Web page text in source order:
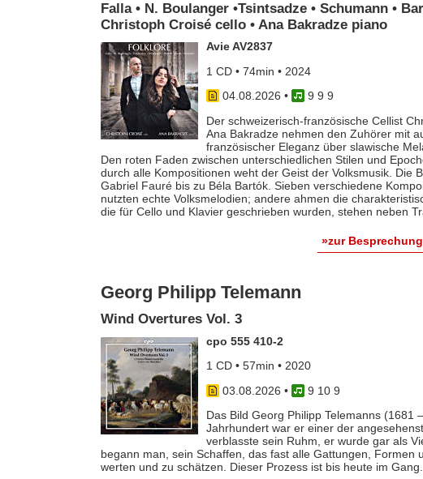
Falla • N. Boulanger •Tsintsadze • Schumann •
Christoph Croisé cello • Ana Bakradze piano
Avie AV2837
1 CD • 74min • 2024
04.08.2026 •
9 9 9
Der schweizerisch-französische Cellist
Ana Bakradze nehmen den Zuhörer mit
französischer Eleganz über slawische
Den roten Faden zwischen unterschiedlichen Stilen und
durch alle Kompositionen weht der Geist der Volksmusik. Die
Gabriel Fauré bis zu Béla Bartók. Sieben verschiedene
nutzten echte Volksmelodien; andere ahmen die
die für Cello und Klavier geschrieben wurden, stehen neben
»zur
Georg Philipp Telemann
Wind Overtures Vol. 3
cpo 555 410-2
1 CD • 57min • 2020
03.08.2026 •
9 10 9
Das Bild Georg Philipp Telemanns (1681
Jahrhundert war er einer der
verblasste sein Ruhm, er wurde gar als
begann man, sein Schaffen, das fast alle Gattungen, Formen
werten und zu schätzen. Dieser Prozess ist bis heute im Gang.